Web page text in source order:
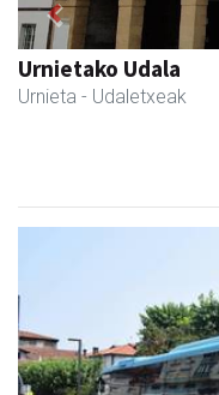
Itxaspe
Urnieta - Frutategiak
Previous